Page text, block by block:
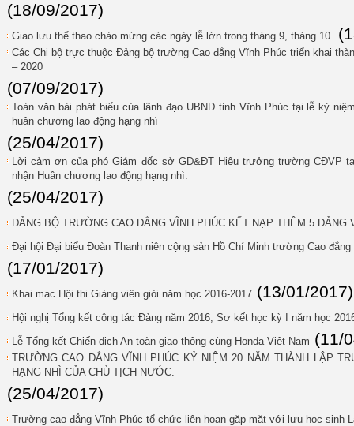
(18/09/2017)
Giao lưu thể thao chào mừng các ngày lễ lớn trong tháng 9, tháng 10.
Các Chi bộ trực thuộc Đảng bộ trường Cao đẳng Vĩnh Phúc triển khai
– 2020
(07/09/2017)
Toàn văn bài phát biểu của lãnh đạo UBND tỉnh Vĩnh Phúc tại lễ kỷ
huân chương lao động hạng nhì
(25/04/2017)
Lời cảm ơn của phó Giám đốc sở GD&ĐT Hiệu trưởng trường CĐVP
nhận Huân chương lao động hạng nhì.
(25/04/2017)
ĐẢNG BỘ TRƯỜNG CAO ĐẲNG VĨNH PHÚC KẾT NẠP THÊM 5 ĐẢNG
Đại hội Đại biểu Đoàn Thanh niên cộng sản Hồ Chí Minh trường Cao
(17/01/2017)
Khai mac Hội thi Giảng viên giỏi năm học 2016-2017 (13/01/2017)
Hội nghị Tổng kết công tác Đảng năm 2016, Sơ kết học kỳ I năm học
Lễ Tổng kết Chiến dịch An toàn giao thông cùng Honda Việt Nam (11/
TRƯỜNG CAO ĐẲNG VĨNH PHÚC KỶ NIỆM 20 NĂM THÀNH LẬP
HẠNG NHÌ CỦA CHỦ TỊCH NƯỚC.
(25/04/2017)
Trường cao đẳng Vĩnh Phúc tổ chức liên hoan gặp mặt với lưu học sinh